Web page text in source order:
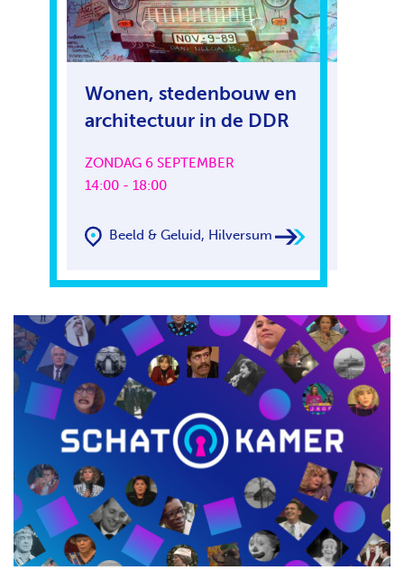
Wonen, stedenbouw en
architectuur in de DDR
ZONDAG 6 SEPTEMBER
14:00 - 18:00
Beeld & Geluid, Hilversum